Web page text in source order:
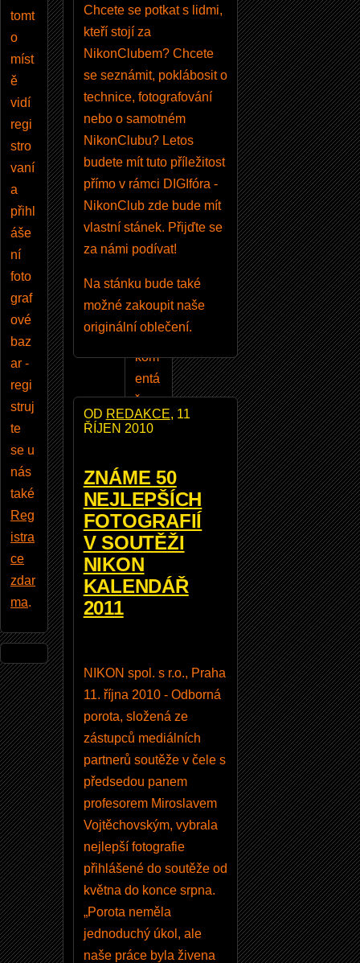
tomt
o
míst
ě
vidí
regi
stro
vaní
a
přihl
áše
ní
foto
graf
ové
baz
ar -
regi
struj
te
se u
nás
také
Reg
istra
ce
zdar
ma.
Chcete se potkat s lidmi,
kteří stojí za
NikonClubem? Chcete
se seznámit, poklábosit o
technice, fotografování
nebo o samotném
NikonClubu? Letos
budete mít tuto příležitost
přímo v rámci DIGIfóra -
NikonClub zde bude mít
vlastní stánek. Přijďte se
za námi podívat!
Na stánku bude také
možné zakoupit naše
originální oblečení.
OD REDAKCE, 11
ŘÍJEN 2010
ZNÁME 50
NEJLEPŠÍCH
FOTOGRAFIÍ
V SOUTĚŽI
NIKON
KALENDÁŘ
2011
NIKON spol. s r.o., Praha
11. října 2010 - Odborná
porota, složená ze
zástupců mediálních
partnerů soutěže v čele s
předsedou panem
profesorem Miroslavem
Vojtěchovským, vybrala
nejlepší fotografie
přihlášené do soutěže od
května do konce srpna.
„Porota neměla
jednoduchý úkol, ale
naše práce byla živena
gistr
ujet
ea
násl
edn
ě
přihl
ásít
e,
získ
áte
mož
publ
ikov
at
kom
entá
ře,
vklá
kom
ento
vat
foto
grafi
e, a
ích
toho
zdar
Uživ
atels